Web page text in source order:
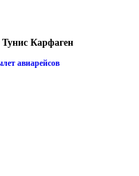
Карфаген
авиарейсов